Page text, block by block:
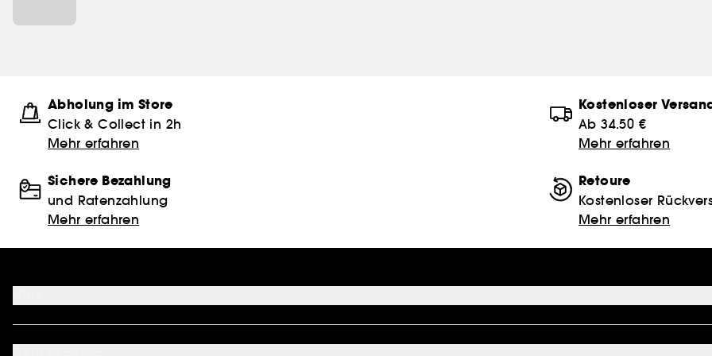
Abholung im Store
Click & Collect in 2h
Mehr erfahren
Kostenloser
Ab 34.50 €
Mehr erfahren
Sichere Bezahlung
und Ratenzahlung
Mehr erfahren
Retoure
Kostenloser
Mehr erfahren
FAQ
Kontakt